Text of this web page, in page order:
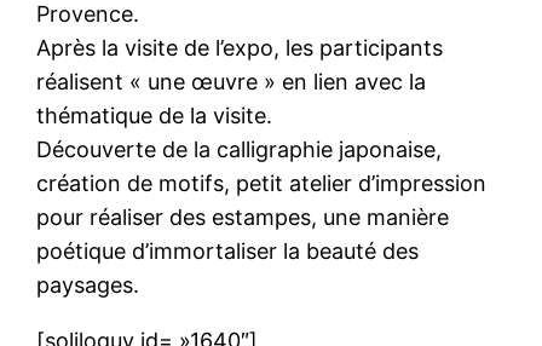
Provence.
Après la visite de l’expo, les participants
réalisent « une œuvre » en lien avec la
thématique de la visite.
Découverte de la calligraphie japonaise,
création de motifs, petit atelier d’impression
pour réaliser des estampes, une manière
poétique d’immortaliser la beauté des
paysages.
[soliloquy id= »1640″]